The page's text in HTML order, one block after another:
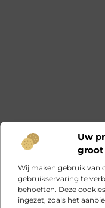
Uw
groot
Wij maken gebruik van
gebruikservaring te
behoeften. Deze
ingezet, zoals het